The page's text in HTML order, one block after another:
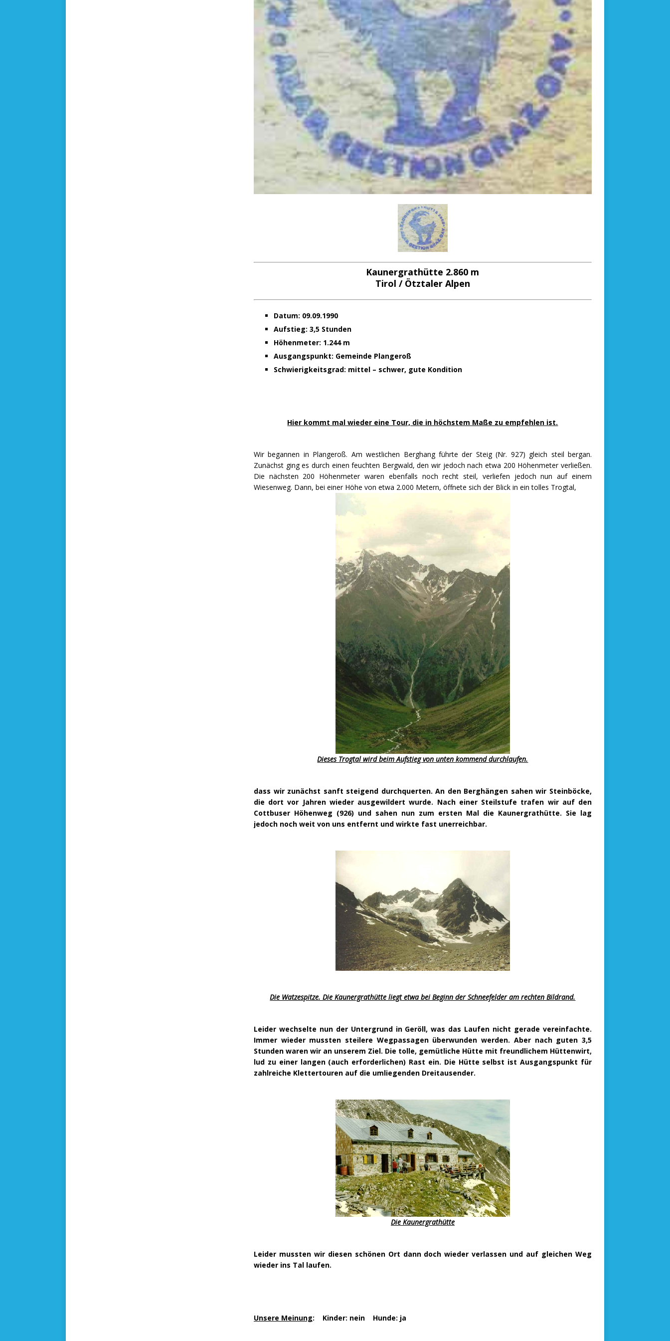
Kaunergrathütte 2.860 m
Tirol / Ötztaler Alpen
Datum: 09.09.1990
Aufstieg: 3,5 Stunden
Höhenmeter: 1.244 m
Ausgangspunkt: Gemeinde Plangeroß
Schwierigkeitsgrad: mittel – schwer, gute Kondition
Hier kommt mal wieder eine Tour, die in höchstem Maße zu empfehlen ist.
Wir begannen in Plangeroß. Am westlichen Berghang führte der Steig (Nr. 927) gleich steil bergan.
Zunächst ging es durch einen feuchten Bergwald, den wir jedoch nach etwa 200 Höhenmeter verließen.
Die nächsten 200 Höhenmeter waren ebenfalls noch recht steil, verliefen jedoch nun auf einem
Wiesenweg. Dann, bei einer Höhe von etwa 2.000 Metern, öffnete sich der Blick in ein tolles Trogtal,
Dieses Trogtal wird beim Aufstieg von unten kommend durchlaufen.
dass wir zunächst sanft steigend durchquerten. An den Berghängen sahen wir Steinböcke,
die dort vor Jahren wieder ausgewildert wurde. Nach einer Steilstufe trafen wir auf den
Cottbuser Höhenweg (926) und sahen nun zum ersten Mal die Kaunergrathütte. Sie lag
jedoch noch weit von uns entfernt und wirkte fast unerreichbar.
Die Watzespitze. Die Kaunergrathütte liegt etwa bei Beginn der Schneefelder am rechten Bildrand.
Leider wechselte nun der Untergrund in Geröll, was das Laufen nicht gerade vereinfachte.
Immer wieder mussten steilere Wegpassagen überwunden werden. Aber nach guten 3,5
Stunden waren wir an unserem Ziel. Die tolle, gemütliche Hütte mit freundlichem Hüttenwirt,
lud zu einer langen (auch erforderlichen) Rast ein. Die Hütte selbst ist Ausgangspunkt für
zahlreiche Klettertouren auf die umliegenden Dreitausender.
Die Kaunergrathütte
Leider mussten wir diesen schönen Ort dann doch wieder verlassen und auf gleichen Weg
wieder ins Tal laufen.
Unsere Meinung: Kinder: nein Hunde: ja